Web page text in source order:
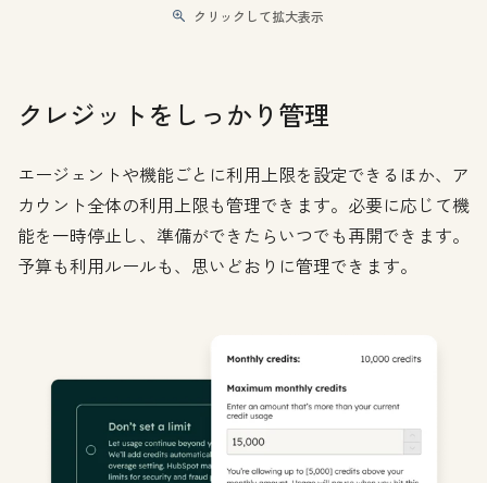
クリックして拡大表示
クレジットをしっかり管理
エージェントや機能ごとに利用上限を設定できるほか、ア
カウント全体の利用上限も管理できます。必要に応じて機
能を一時停止し、準備ができたらいつでも再開できます。
予算も利用ルールも、思いどおりに管理できます。